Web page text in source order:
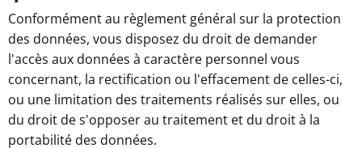
Conformément au règlement général sur la protection
des données, vous disposez du droit de demander
l'accès aux données à caractère personnel vous
concernant, la rectification ou l'effacement de celles-ci,
ou une limitation des traitements réalisés sur elles, ou
du droit de s'opposer au traitement et du droit à la
portabilité des données.